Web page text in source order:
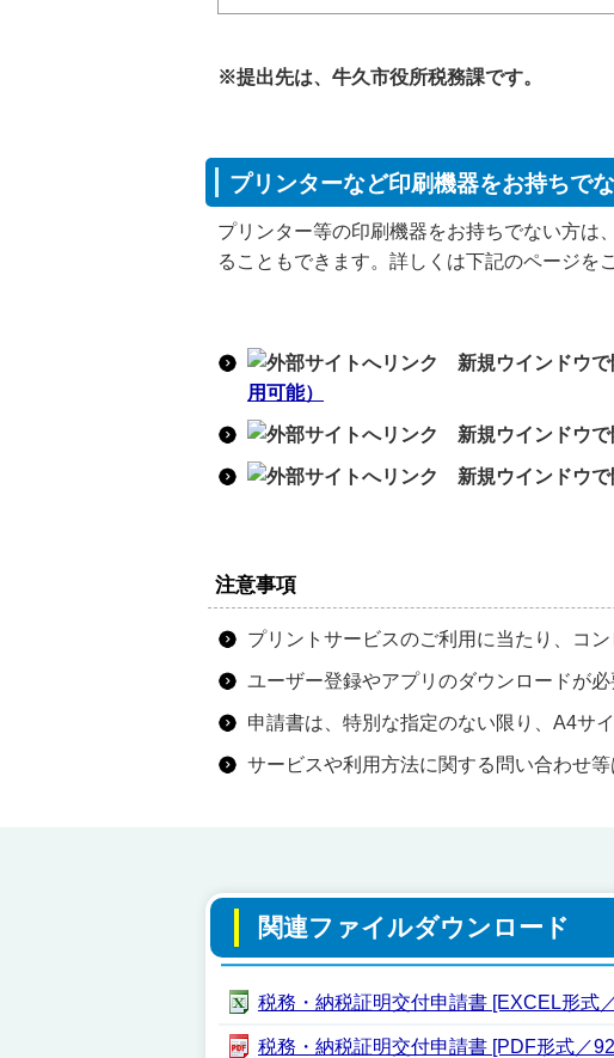
※提出先は、牛久市役所税務課です。
プリンターなど印刷機器をお持ちで
プリンター等の印刷機器をお持ちでない方は
ることもできます。詳しくは下記のページを
用可能）
注意事項
プリントサービスのご利用に当たり、コ
ユーザー登録やアプリのダウンロードが必
申請書は、特別な指定のない限り、A4サ
サービスや利用方法に関する問い合わせ
関連ファイルダウンロード
税務・納税証明交付申請書 [EXCEL形式
税務・納税証明交付申請書 [PDF形式／